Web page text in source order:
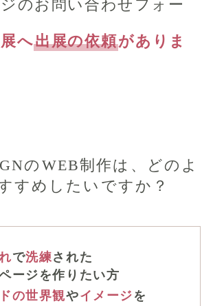
のお問い合わせフォー
へ出展の依頼がありま
のWEB制作は、どのよ
すめしたいですか？
で洗練された
ージを作りたい方
の世界観やイメージ を